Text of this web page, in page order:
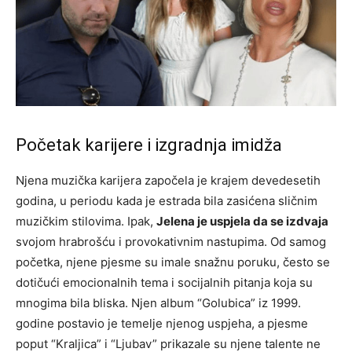
Početak karijere i izgradnja imidža
Njena muzička karijera započela je krajem devedesetih
godina, u periodu kada je estrada bila zasićena sličnim
muzičkim stilovima. Ipak, Jelena je uspjela da se izdvaja
svojom hrabrošću i provokativnim nastupima. Od samog
početka, njene pjesme su imale snažnu poruku, često se
dotičući emocionalnih tema i socijalnih pitanja koja su
mnogima bila bliska. Njen album “Golubica” iz 1999.
godine postavio je temelje njenog uspjeha, a pjesme
poput “Kraljica” i “Ljubav” prikazale su njene talente ne